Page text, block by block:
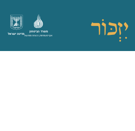
מדינת ישראל
משרד הביטחון
אגף משפחות, הנצחה ומורשת